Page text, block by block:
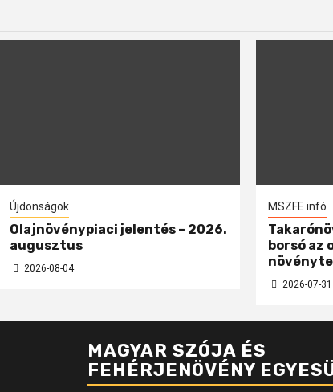
Újdonságok
Olajnövénypiaci jelentés – 2026.
augusztus
2026-08-04
MSZFE infó
borsó
2026-07-31
MAGYAR SZÓJA ÉS
FEHÉRJENÖVÉNY